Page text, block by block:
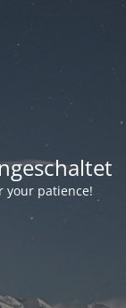
your patience!